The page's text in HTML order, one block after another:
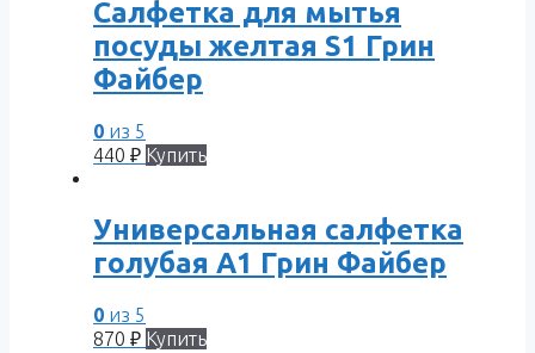
Салфетка для мытья
посуды желтая S1 Грин
Файбер
0 из 5
440 ₽ Купить
Универсальная салфетка
голубая A1 Грин Файбер
0 из 5
870 ₽ Купить